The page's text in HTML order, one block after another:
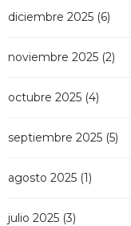
diciembre 2025 (6)
noviembre 2025 (2)
octubre 2025 (4)
septiembre 2025 (5)
agosto 2025 (1)
julio 2025 (3)